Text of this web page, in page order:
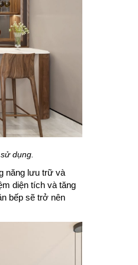
dụng.
năng lưu trữ và
diện tích và tăng
bếp sẽ trở nên